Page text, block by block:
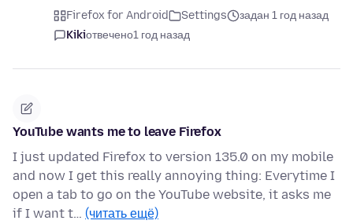
Firefox for Android Settings
задан 1 год назад
Kikiотвечено1 год назад
YouTube wants me to leave Firefox
I just updated Firefox to version 135.0 on my mobile
and now I get this really annoying thing: Everytime I
open a tab to go on the YouTube website, it asks me
if I want t… (читать ещё)